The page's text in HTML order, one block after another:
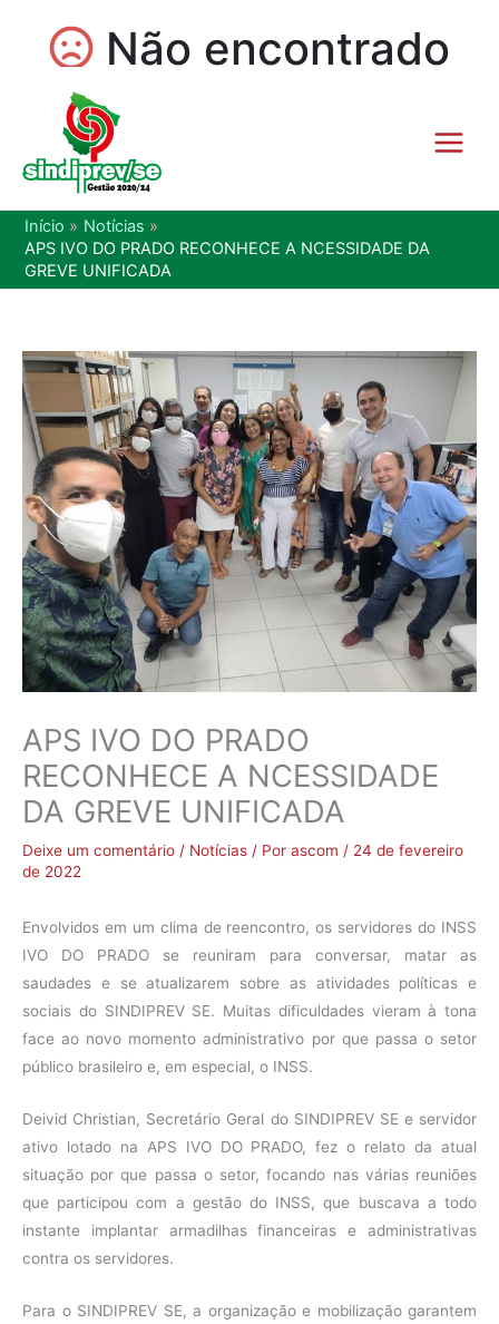
Início
Notícias
APS IVO DO PRADO RECONHECE A NCESSIDADE DA
GREVE UNIFICADA
APS IVO DO PRADO
RECONHECE A NCESSIDADE
DA GREVE UNIFICADA
Deixe um comentário / Notícias / Por ascom / 24 de fevereiro
de 2022
Envolvidos em um clima de reencontro, os servidores do INSS
IVO DO PRADO se reuniram para conversar, matar as
saudades e se atualizarem sobre as atividades políticas e
sociais do SINDIPREV SE. Muitas dificuldades vieram à tona
face ao novo momento administrativo por que passa o setor
público brasileiro e, em especial, o INSS.
Deivid Christian, Secretário Geral do SINDIPREV SE e servidor
ativo lotado na APS IVO DO PRADO, fez o relato da atual
situação por que passa o setor, focando nas várias reuniões
que participou com a gestão do INSS, que buscava a todo
instante implantar armadilhas financeiras e administrativas
contra os servidores.
Para o SINDIPREV SE, a organização e mobilização garantem